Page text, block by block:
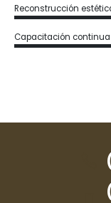
Reconstrucción
Capacitación